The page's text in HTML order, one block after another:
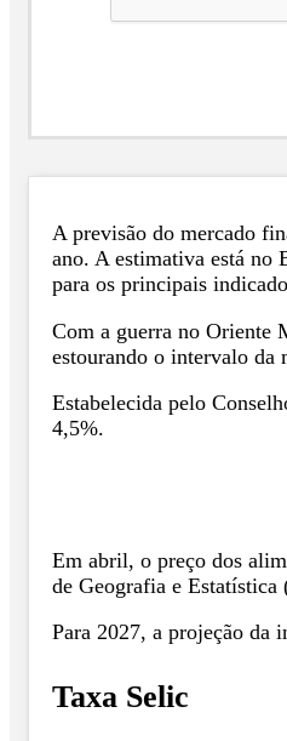
A previsão do mercado
ano. A estimativa está no
para os principais
Com a guerra no Oriente
estourando o intervalo da
Estabelecida pelo
4,5%.
Em abril, o preço dos
de Geografia e
Para 2027, a projeção da
Taxa Selic